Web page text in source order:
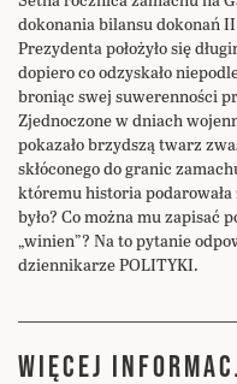
dokonania bilansu dokonań
Prezydenta położyło się
dopiero co odzyskało
broniąc swej suwerenności
Zjednoczone w dniach
pokazało brzydszą twarz
skłóconego do granic
któremu historia
było? Co można mu zapisać
„winien”? Na to pytanie
dziennikarze POLITYKI.
WIĘCEJ